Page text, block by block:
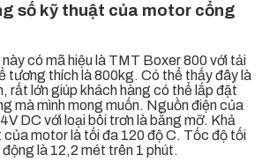
số kỹ thuật của motor cổng
có mã hiệu là TMT Boxer 800 với tải
tương thích là 800kg. Có thể thấy đây là
rất lớn giúp khách hàng có thể lắp đặt
mà mình mong muốn. Nguồn điện của
DC với loại bôi trơn là bằng mỡ. Khả
củamotor là tối đa 120 độ C. Tốc độ tối
là 12,2 mét trên 1 phút.